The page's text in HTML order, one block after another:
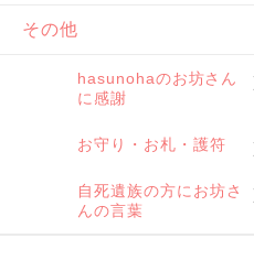
その他
hasunohaのお坊さん
に感謝
お守り・お札・護符
自死遺族の方にお坊さ
んの言葉